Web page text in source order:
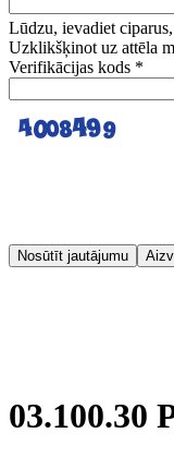
Lūdzu, ievadiet
Uzklikšķinot uz attēla
Verifikācijas kods *
Nosūtīt jautājumu
03.100.30